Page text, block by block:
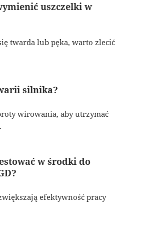
uszczelki w
twarda lub pęka, warto zlecić
silnika?
wirowania, aby utrzymać
w środki do
efektywność pracy